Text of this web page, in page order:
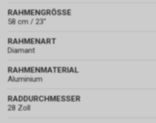
RAHMENGRÖSSE
58 cm / 23"
RAHMENART
Diamant
RAHMENMATERIAL
Aluminium
RADDURCHMESSER
28 Zoll